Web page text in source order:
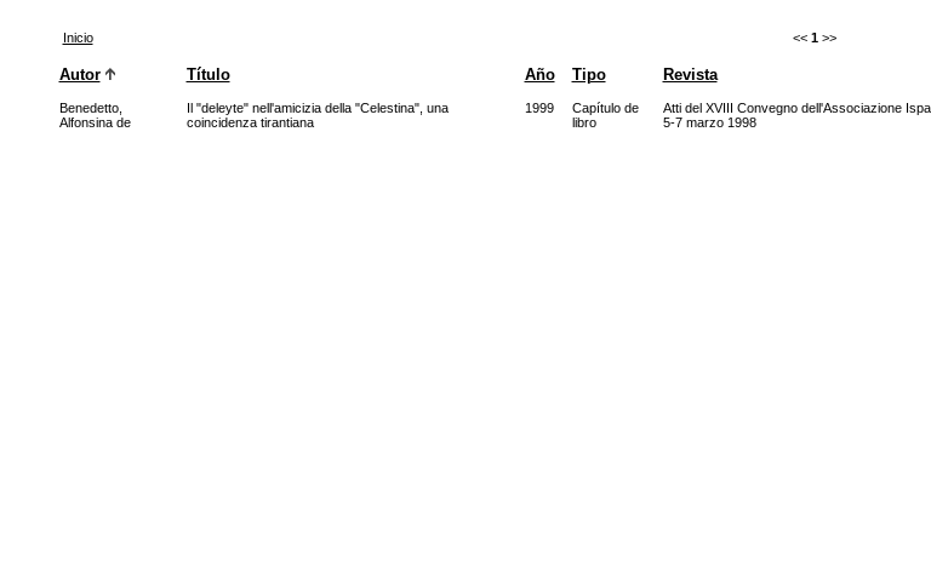
Inicio << 1 >>
Autor Título Año Tipo Revista
Benedetto,
Alfonsina de
Il "deleyte" nell'amicizia della "Celestina", una
coincidenza tirantiana
1999
Capítulo de
libro
Atti del XVIII Convegno dell'Associazione
5-7 marzo 1998